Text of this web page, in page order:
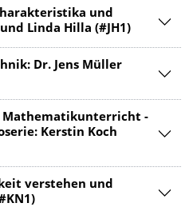
und
Linda Hilla (#JH1)
Dr. Jens Müller
Mathematikun­terricht -
Kerstin Koch
verstehen und